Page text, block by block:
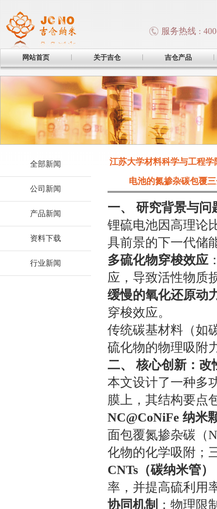
服务热线 :
网站首页 关于吉仓 吉仓产品
全部新闻
公司新闻
产品新闻
资料下载
行业新闻
江苏大学材料科学与工程
电池的氮掺杂碳包覆
一、 研究背景与问
锂硫电池因高理论
具前景的下一代储
多硫化物穿梭效应
应，导致活性物质
缓慢的氧化还原动
穿梭效应。
传统碳基材料（如
硫化物的物理吸附
二、 核心创新：改
本文设计了一种多
膜上，其结构要点
NC@CoNiFe 纳米
面包覆氮掺杂碳（
化物的化学吸附；
CNTs（碳纳米管）
率，并提高硫利用
协同机制 ：物理限